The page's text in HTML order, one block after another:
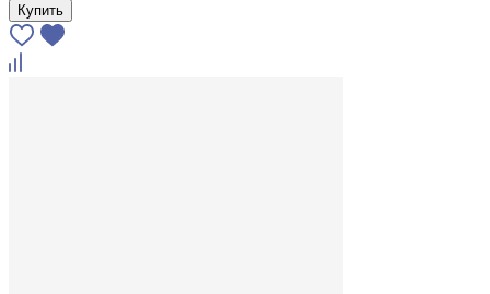
Купить